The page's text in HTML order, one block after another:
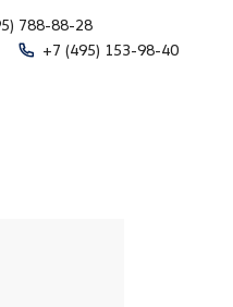
788-88-28
+7 (495) 153-98-40